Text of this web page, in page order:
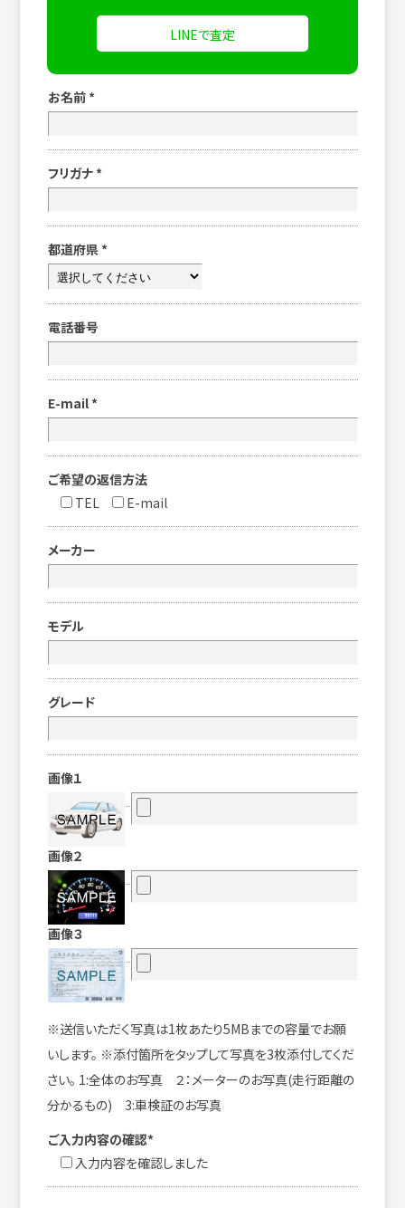
LINEで査定
お名前 *
フリガナ *
都道府県 *
電話番号
E-mail *
ご希望の返信方法
TEL
E-mail
メーカー
モデル
グレード
画像１
画像２
画像３
※送信いただく写真は1枚あたり5MBまでの容量でお願
いします。 ※添付箇所をタップして写真を3枚添付してくだ
さい。 1:全体のお写真 ２：メーターのお写真(走行距離の
分かるもの) 3:車検証のお写真
ご入力内容の確認*
入力内容を確認しました